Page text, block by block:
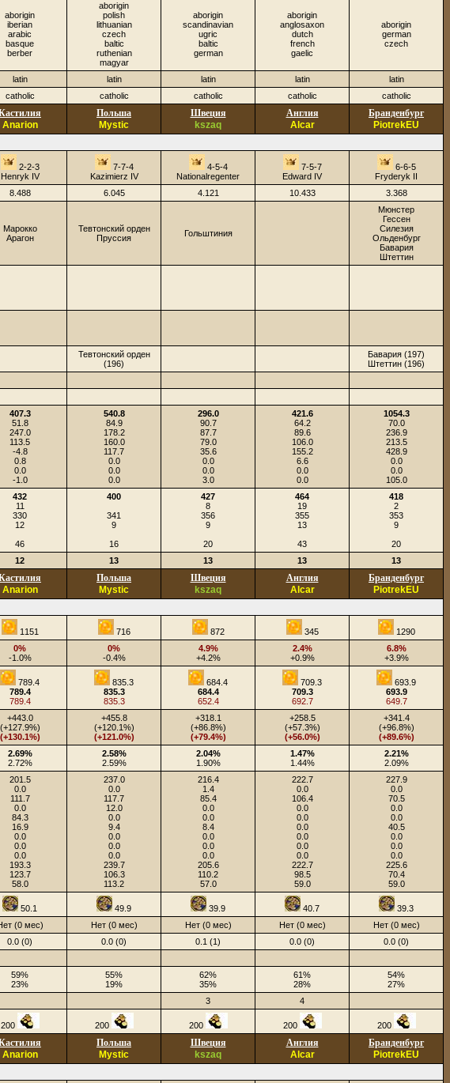
aborigin
iberian
arabic
basque
berber
aborigin
polish
lithuanian
czech
baltic
ruthenian
magyar
aborigin
scandinavian
ugric
baltic
german
aborigin
anglosaxon
dutch
french
gaelic
aborigin
german
czech
latin latin latin latin
latin
catholic catholic catholic catholic catholic
Anarion
Польша
Mystic
Швеция
kszaq
Англия
Alcar
Бранденбург
PiotrekEU
2-2-3
Henryk IV
7-7-4
Kazimierz IV
4-5-4
Nationalregenter
7-5-7
Edward IV
6-6-5
Fryderyk II
8.488 6.045 4.121 10.433 3.368
Марокко
Арагон
Тевтонский орден
Пруссия
Гольштиния
Мюнстер
Гессен
Силезия
Ольденбург
Бавария
Штеттин
Тевтонский орден
(196)
Бавария (197)
Штеттин (196)
407.3
51.8
247.0
113.5
-4.8
0.8
0.0
-1.0
540.8
84.9
178.2
160.0
117.7
0.0
0.0
0.0
296.0
90.7
87.7
79.0
35.6
0.0
0.0
3.0
421.6
64.2
89.6
106.0
155.2
6.6
0.0
0.0
1054.3
70.0
236.9
213.5
428.9
0.0
0.0
105.0
432
11
330
12
46
400
341
9
16
427
8
356
9
20
464
19
355
13
43
418
2
353
9
20
12 13 13 13 13
Anarion
Польша
Mystic
Швеция
kszaq
Англия
Alcar
Бранденбург
PiotrekEU
1151 716 872 345
1290
0%
-1.0%
0%
-0.4%
4.9%
+4.2%
2.4%
+0.9%
6.8%
+3.9%
789.4
789.4
789.4
835.3
835.3
835.3
684.4
684.4
652.4
709.3
709.3
692.7
693.9
693.9
649.7
+443.0
(+127.9%)
(+130.1%)
+455.8
(+120.1%)
(+121.0%)
+318.1
(+86.8%)
(+79.4%)
+258.5
(+57.3%)
(+56.0%)
+341.4
(+96.8%)
(+89.6%)
2.69%
2.72%
2.58%
2.59%
2.04%
1.90%
1.47%
1.44%
2.21%
2.09%
201.5
0.0
111.7
0.0
84.3
16.9
0.0
0.0
0.0
193.3
123.7
58.0
237.0
0.0
117.7
12.0
0.0
9.4
0.0
0.0
0.0
239.7
106.3
113.2
216.4
1.4
85.4
0.0
0.0
8.4
0.0
0.0
0.0
205.6
110.2
57.0
222.7
0.0
106.4
0.0
0.0
0.0
0.0
0.0
0.0
222.7
98.5
59.0
227.9
0.0
70.5
0.0
0.0
40.5
0.0
0.0
0.0
225.6
70.4
59.0
50.1 49.9 39.9 40.7
39.3
(0 мес) Нет (0 мес) Нет (0 мес) Нет (0 мес)
Нет (0 мес)
0.0 (0) 0.0 (0) 0.1 (1) 0.0 (0)
0.0 (0)
59%
23%
55%
19%
62%
35%
61%
28%
54%
27%
3 4
200 200 200 200 200
Anarion
Польша
Mystic
Швеция
kszaq
Англия
Alcar
Бранденбург
PiotrekEU